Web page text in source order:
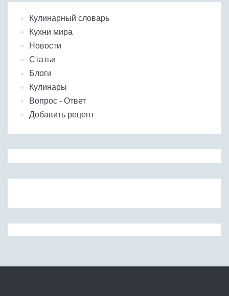
Кулинарный словарь
Кухни мира
Новости
Статьи
Блоги
Кулинары
Вопрос - Ответ
Добавить рецепт